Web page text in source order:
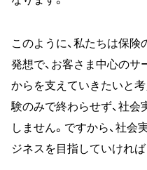
このように、私たちは保険
発想で、お客さま中心の
からを支えていきたいと
験のみで終わらせず、社
しません。ですから、社
ジネスを目指していければ